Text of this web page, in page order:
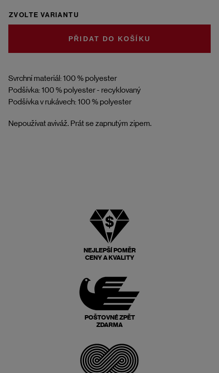
Svrchní materiál: 100 % polyester
Podšívka: 100 % polyester - recyklovaný
Podšívka v rukávech: 100 % polyester
Nepoužívat aviváž. Prát se zapnutým zipem.
ZVOLTE VARIANTU
DO KOŠÍKU
NEJLEPŠÍ POMĚR
CENY A KVALITY
POŠTOVNÉ ZPĚT
ZDARMA